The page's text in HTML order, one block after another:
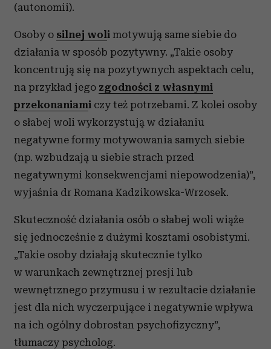
(autonomii).
Osoby o silnej woli motywują same siebie do
działania w sposób pozytywny. „Takie osoby
koncentrują się na pozytywnych aspektach celu,
na przykład jego zgodności z własnymi
przekonaniami czy też potrzebami. Z kolei osoby
o słabej woli wykorzystują w działaniu
negatywne formy motywowania samych siebie
(np. wzbudzają u siebie strach przed
negatywnymi konsekwencjami niepowodzenia)”,
wyjaśnia dr Romana Kadzikowska-Wrzosek.
Skuteczność działania osób o słabej woli wiąże
się jednocześnie z dużymi kosztami osobistymi.
„Takie osoby działają skutecznie tylko
w warunkach zewnętrznej presji lub
wewnętrznego przymusu i w rezultacie działanie
jest dla nich wyczerpujące i negatywnie wpływa
na ich ogólny dobrostan psychofizyczny”,
tłumaczy psycholog.